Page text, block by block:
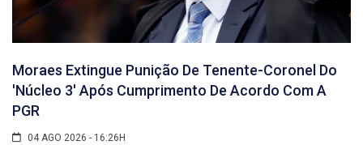
Moraes Extingue Punição De Tenente-Coronel Do
'núcleo 3' Após Cumprimento De Acordo Com A
PGR
04 AGO 2026 - 16:26H